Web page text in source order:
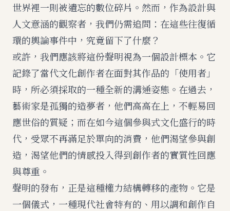
世界裡一則被遺忘的數位碎片。然而，作為設計與
人文意涵的觀察者，我們仍需追問：在這些往復循
環的輿論事件中，究竟留下了什麼？
或許，我們應該將這份聲明視為一個設計標本。它
記錄了當代文化創作者在面對其作品的「使用者」
時，所必須採取的一種全新的溝通姿態。在過去，
藝術家是孤獨的造夢者，他們高高在上，不輕易回
應世俗的質疑；而在如今這個參與式文化盛行的時
代，受眾不再滿足於單向的消費，他們渴望參與創
造，渴望他們的情感投入得到創作者的實質性回應
與尊重。
聲明的發布，正是這種權力結構轉移的產物。它是
一個儀式，一種現代社會特有的、用以調和創作自